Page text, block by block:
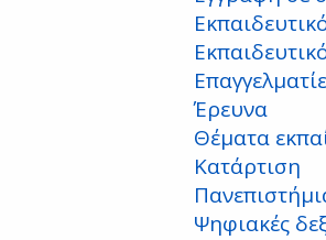
Έρευνα
Θέματα
Κατάρτιση
Ψηφιακές